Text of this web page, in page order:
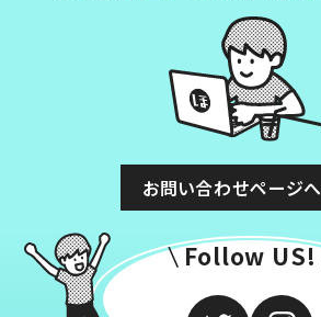
お問い合わせページへ
Follow US!